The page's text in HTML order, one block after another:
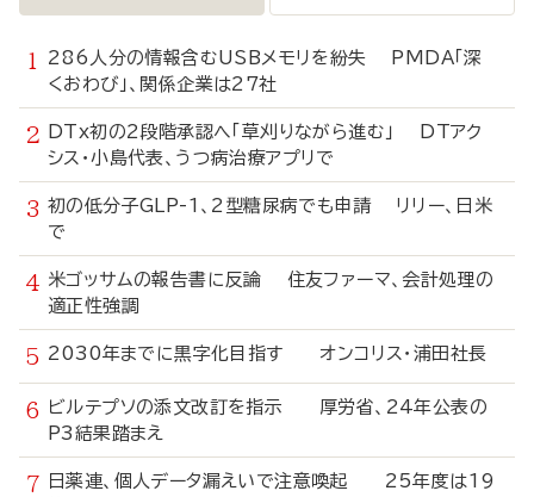
286人分の情報含むUSBメモリを紛失 PMDA「深
くおわび」、関係企業は27社
DTx初の2段階承認へ「草刈りながら進む」 DTアク
シス・小島代表、うつ病治療アプリで
初の低分子GLP-1、2型糖尿病でも申請 リリー、日米
で
米ゴッサムの報告書に反論 住友ファーマ、会計処理の
適正性強調
2030年までに黒字化目指す オンコリス・浦田社長
ビルテプソの添文改訂を指示 厚労省、24年公表の
P3結果踏まえ
日薬連、個人データ漏えいで注意喚起 25年度は19